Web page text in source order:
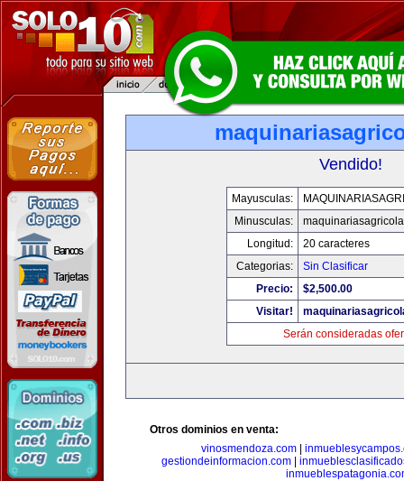
Vendido!
Mayusculas:
Minusculas:
Longitud:
20 caracteres
Categorias:
Sin Clasificar
Precio:
$2,500.00
Visitar!
Serán consideradas
Otros dominios en venta:
vinosmendoza.com|
gestiondeinformacion.com